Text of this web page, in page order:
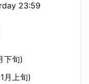
23:59
下旬)
月上旬)